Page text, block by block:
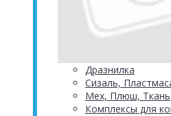
Дразнилка
Сизаль,
Мех, Плюш, Ткань
Комплексы для